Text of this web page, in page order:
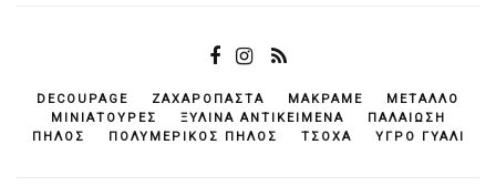
DECOUPAGE ΖΑΧΑΡΌΠΑΣΤΑ ΜΑΚΡΑΜΈ
ΜΈΤΑΛΛΟ
ΜΙΝΙΑΤΟΎΡΕΣ
ΞΎΛΙΝΑ ΑΝΤΙΚΕΊΜΕΝΆ
ΠΑΛΑΊΩΣΗ
ΠΗΛΌΣ
ΠΟΛΥΜΕΡΙΚΌΣ ΠΗΛΌΣ ΤΣΌΧΑ ΥΓΡΌ ΓΥΑΛΊ